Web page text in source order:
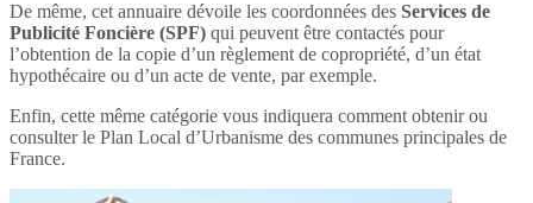
De même, cet annuaire dévoile les coordonnées des Services de
Publicité Foncière (SPF) qui peuvent être contactés pour
l’obtention de la copie d’un règlement de copropriété, d’un état
hypothécaire ou d’un acte de vente, par exemple.
Enfin, cette même catégorie vous indiquera comment obtenir ou
consulter le Plan Local d’Urbanisme des communes principales de
France.